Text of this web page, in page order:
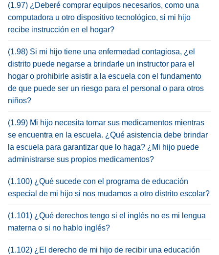
(1.97) ¿Deberé comprar equipos necesarios, como una
computadora u otro dispositivo tecnológico, si mi hijo
recibe instrucción en el hogar?
(1.98) Si mi hijo tiene una enfermedad contagiosa, ¿el
distrito puede negarse a brindarle un instructor para el
hogar o prohibirle asistir a la escuela con el fundamento
de que puede ser un riesgo para el personal o para otros
niños?
(1.99) Mi hijo necesita tomar sus medicamentos mientras
se encuentra en la escuela. ¿Qué asistencia debe brindar
la escuela para garantizar que lo haga? ¿Mi hijo puede
administrarse sus propios medicamentos?
(1.100) ¿Qué sucede con el programa de educación
especial de mi hijo si nos mudamos a otro distrito escolar?
(1.101) ¿Qué derechos tengo si el inglés no es mi lengua
materna o si no hablo inglés?
(1.102) ¿El derecho de mi hijo de recibir una educación